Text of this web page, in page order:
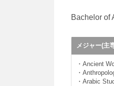
Bachelor of
メジャー(主
・Ancient
・
・Arabic